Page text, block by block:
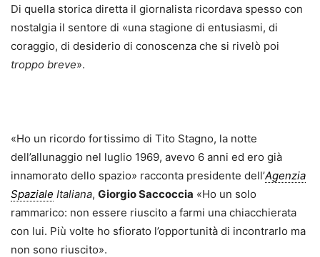
Di quella storica diretta il giornalista ricordava spesso con
nostalgia il sentore di «una stagione di entusiasmi, di
coraggio, di desiderio di conoscenza che si rivelò poi
troppo breve».
«Ho un ricordo fortissimo di Tito Stagno, la notte
dell’allunaggio nel luglio 1969, avevo 6 anni ed ero già
innamorato dello spazio» racconta presidente dell’Agenzia
Spaziale Italiana, Giorgio Saccoccia «Ho un solo
rammarico: non essere riuscito a farmi una chiacchierata
con lui. Più volte ho sfiorato l’opportunità di incontrarlo ma
non sono riuscito».